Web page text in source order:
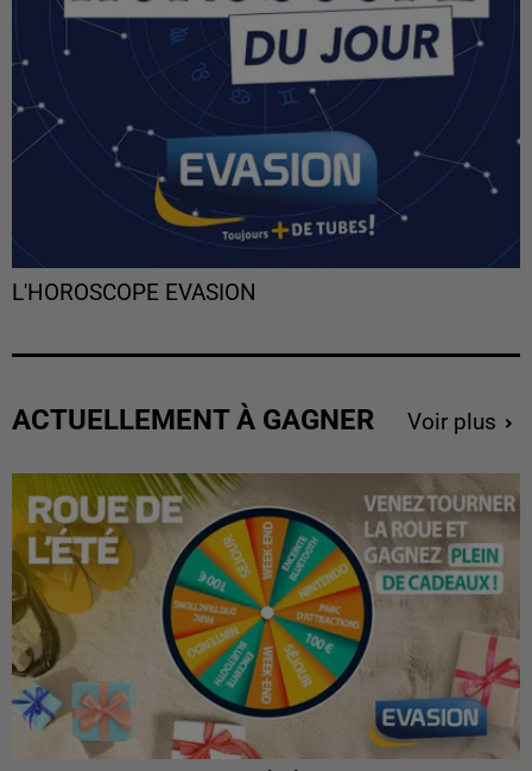
L'HOROSCOPE EVASION
ACTUELLEMENT À GAGNER Voir plus